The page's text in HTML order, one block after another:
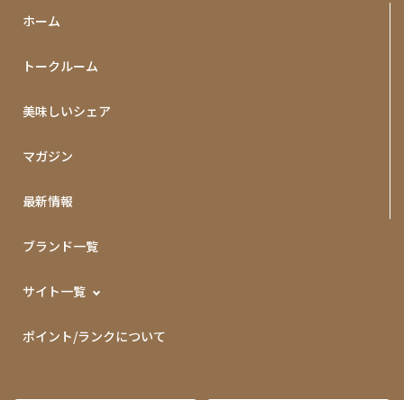
ホーム
トークルーム
美味しいシェア
マガジン
最新情報
ブランド一覧
サイト一覧
ポイント/ランクについて